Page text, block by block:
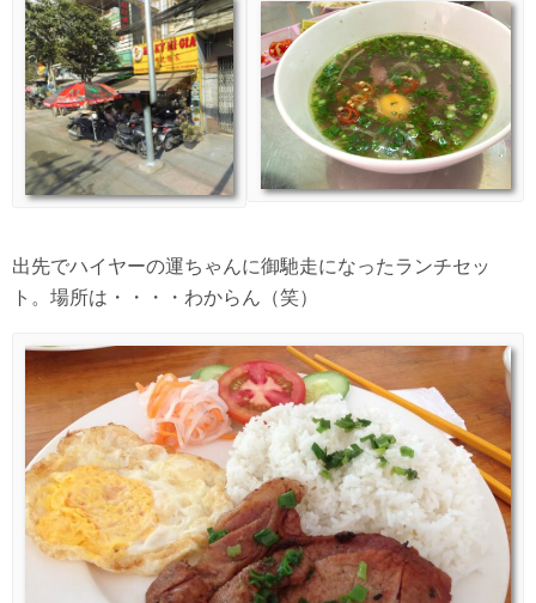
出先でハイヤーの運ちゃんに御馳走になったランチセッ
ト。場所は・・・・わからん（笑）